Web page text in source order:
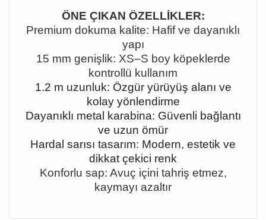
ÖNE ÇIKAN ÖZELLİKLER:
Premium dokuma kalite: Hafif ve dayanıklı
yapı
15 mm genişlik: XS–S boy köpeklerde
kontrollü kullanım
1.2 m uzunluk: Özgür yürüyüş alanı ve
kolay yönlendirme
Dayanıklı metal karabina: Güvenli bağlantı
ve uzun ömür
Hardal sarısı tasarım: Modern, estetik ve
dikkat çekici renk
Konforlu sap: Avuç içini tahriş etmez,
kaymayı azaltır